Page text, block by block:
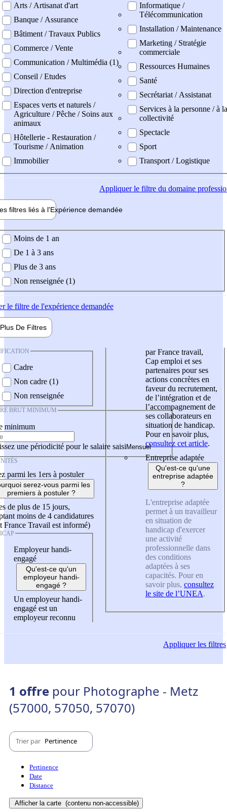
Arts / Artisanat d'art
Banque / Assurance
Bâtiment / Travaux Publics
Commerce / Vente
Communication / Multimédia (1)
Conseil / Etudes
Direction d'entreprise
Espaces verts et naturels /
Agriculture / Pêche / Soins aux
animaux
Hôtellerie - Restauration /
Tourisme / Animation
Immobilier
Informatique /
Télécommunication
Installation / Maintenance
Marketing / Stratégie
commerciale
Ressources Humaines
Santé
Secrétariat / Assistanat
Services à la personne / à la
collectivité
Spectacle
Sport
Transport / Logistique
Appliquerle filtre du domaine
filtres liés à l'Expérience demandée
demandée
Moins de 1 an
De 1 à 3 ans
Plus de 3 ans
Non renseignée (1)
le filtre de l'expérience demandée
Plus De Filtres
Cadre
Non cadre (1)
Non renseignée
BRUT MINIMUM
minimum
une périodicité pour le salaire saisi
parmi les 1ers à postuler
serez-vous parmi les
premiers à postuler ?
de plus de 15 jours,
moins de 4 candidatures
France Travail est informé)
Employeur handi-
engagé
Qu'est-ce qu'un
employeur handi-
engagé ?
Un employeur handi-
engagé est un
employeur reconnu
par France travail,
Cap emploi et ses
partenaires pour ses
actions concrètes en
faveur du recrutement,
de l’intégration et de
l’accompagnement de
ses collaborateurs en
situation de handicap.
Pour en savoir plus,
consultez cet article.
Entreprise adaptée
Qu'est-ce qu'une
entreprise adaptée
?
L'entreprise adaptée
permet à un travailleur
en situation de
handicap d'exercer
une activité
professionnelle dans
des conditions
adaptées à ses
capacités. Pour en
savoir plus, consultez
le site de l’UNEA.
Appliquerles filtres
1 offre pour Photographe - Metz
(57000, 57050, 57070)
Trier par Pertinence
Pertinence
Date
Distance
Afficher la carte (contenu non-accessible)